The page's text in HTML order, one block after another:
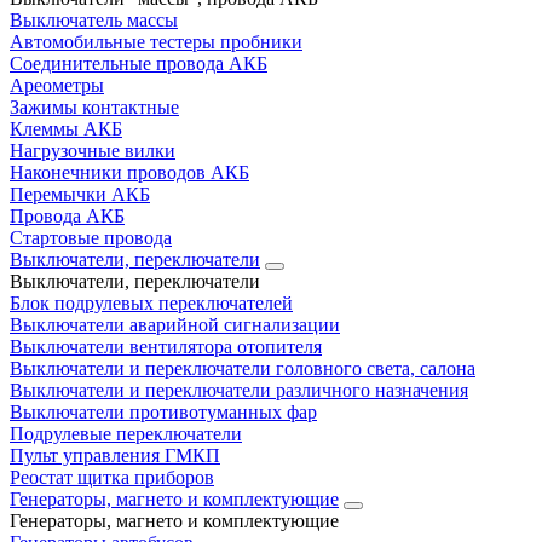
Выключатель массы
Автомобильные тестеры пробники
Соединительные провода АКБ
Ареометры
Зажимы контактные
Клеммы АКБ
Нагрузочные вилки
Наконечники проводов АКБ
Перемычки АКБ
Провода АКБ
Стартовые провода
Выключатели, переключатели
Выключатели, переключатели
Блок подрулевых переключателей
Выключатели аварийной сигнализации
Выключатели вентилятора отопителя
Выключатели и переключатели головного света, салона
Выключатели и переключатели различного назначения
Выключатели противотуманных фар
Подрулевые переключатели
Пульт управления ГМКП
Реостат щитка приборов
Генераторы, магнето и комплектующие
Генераторы, магнето и комплектующие